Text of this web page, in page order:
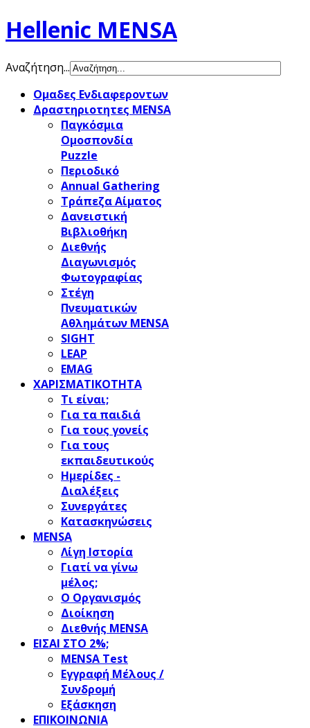
Hellenic MENSA
Αναζήτηση...
Ομαδες Ενδιαφεροντων
Δραστηριοτητες MENSA
Παγκόσμια
Ομοσπονδία
Puzzle
Περιοδικό
Annual Gathering
Τράπεζα Αίματος
Δανειστική
Βιβλιοθήκη
Διεθνής
Διαγωνισμός
Φωτογραφίας
Στέγη
Πνευματικών
Αθλημάτων MENSA
SIGHT
LEAP
EMAG
ΧΑΡΙΣΜΑΤΙΚΟΤΗΤΑ
Τι είναι;
Για τα παιδιά
Για τους γονείς
Για τους
εκπαιδευτικούς
Ημερίδες -
Διαλέξεις
Συνεργάτες
Κατασκηνώσεις
MENSA
Λίγη Ιστορία
Γιατί να γίνω
μέλος;
Ο Οργανισμός
Διοίκηση
Διεθνής MENSA
ΕΙΣΑΙ ΣΤΟ 2%;
ΜΕΝSΑ Test
Εγγραφή Μέλους /
Συνδρομή
Εξάσκηση
ΕΠΙΚΟΙΝΩΝΙΑ